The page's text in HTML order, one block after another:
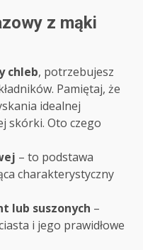
z mąki
chleb, potrzebujesz
Pamiętaj, że
idealnej
skórki. Oto czego
– to podstawa
charakterystyczny
lub suszonych –
i jego prawidłowe